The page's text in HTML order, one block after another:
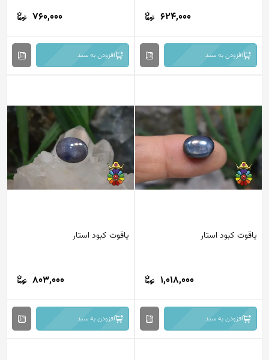
624,000
افزودن به سبد
760,000
افزودن به سبد
یاقوت کبود استار
1,018,000
افزودن به سبد
یاقوت کبود استار
803,000
افزودن به سبد